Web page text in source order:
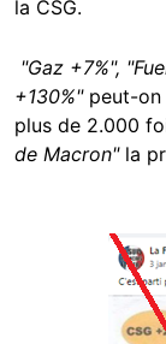
la CSG.
"Gaz +7%",
+130%"peut-on
plus de 2.000
de Macron"la